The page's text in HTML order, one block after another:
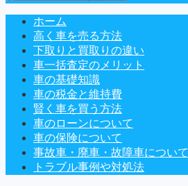
ホーム
高く車を売る方法
下取りと買取りの違い
車一括査定のメリット
車の基礎知識
車の税金と維持費
賢く車を買う方法
車のローンについて
車の保険について
事故車・廃車・故障車について
トラブル事例や対処法